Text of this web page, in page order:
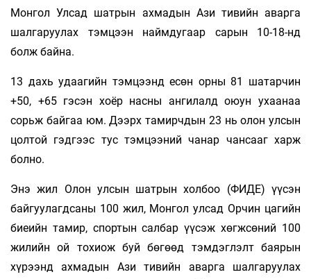
Монгол Улсад шатрын ахмадын Ази тивийн аварга
шалгаруулах тэмцээн наймдугаар сарын 10-18-нд
болж байна.
13 дахь удаагийн тэмцээнд есөн орны 81 шатарчин
+50, +65 гэсэн хоёр насны ангилалд оюун ухаанаа
сорьж байгаа юм. Дээрх тамирчдын 23 нь олон улсын
цолтой гэдгээс тус тэмцээний чанар чансааг харж
болно.
Энэ жил Олон улсын шатрын холбоо (ФИДЕ) үүсэн
байгуулагдсаны 100 жил, Монгол улсад Орчин цагийн
биеийн тамир, спортын салбар үүсэж хөгжсөний 100
жилийн ой тохиож буй бөгөөд тэмдэглэлт баярын
хүрээнд ахмадын Ази тивийн аварга шалгаруулах